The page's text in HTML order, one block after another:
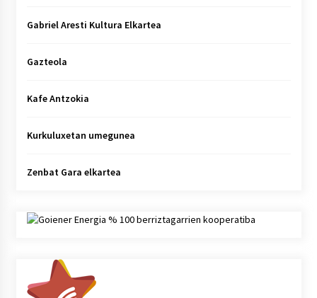
Gabriel Aresti Kultura Elkartea
Gazteola
Kafe Antzokia
Kurkuluxetan umegunea
Zenbat Gara elkartea